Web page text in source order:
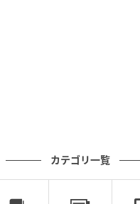
カテゴリ一覧